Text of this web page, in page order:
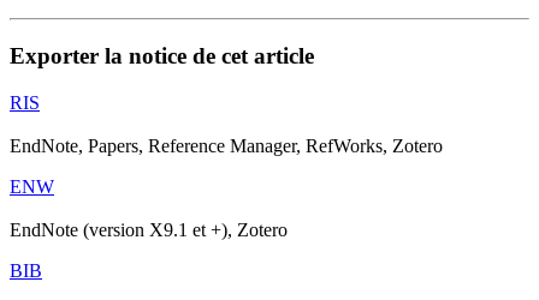
Exporter la notice de cet article
RIS
EndNote, Papers, Reference Manager, RefWorks, Zotero
ENW
EndNote (version X9.1 et +), Zotero
BIB